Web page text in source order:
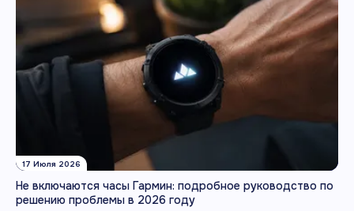
17 Июля 2026
Не включаются часы Гармин: подробное руководство по
решению проблемы в 2026 году